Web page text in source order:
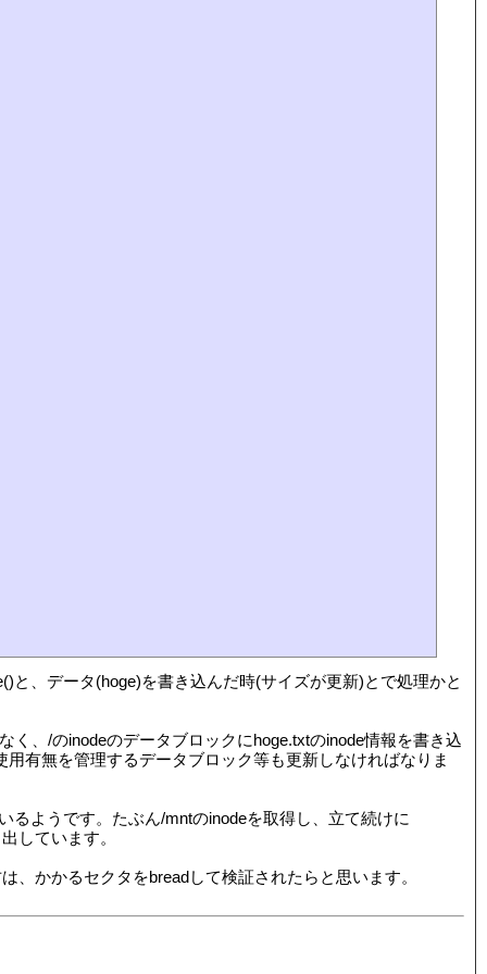
と、データ(hoge)を書き込んだ時(サイズが更新)とで処理かと
く、/のinodeのデータブロックにhoge.txtのinode情報を書き込
有無を管理するデータブロック等も更新しなければなりま
るようです。たぶん/mntのinodeを取得し、立て続けに
しています。
かかるセクタをbreadして検証されたらと思います。